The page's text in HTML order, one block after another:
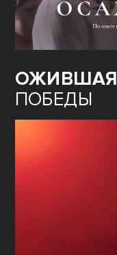
ОЖИВШАЯ
ПОБЕДЫ